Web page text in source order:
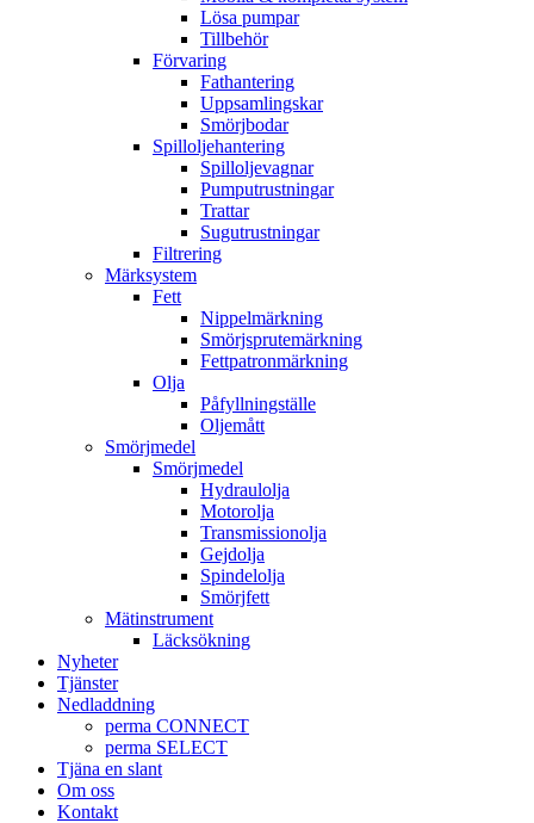
Lösa pumpar
Tillbehör
Förvaring
Fathantering
Uppsamlingskar
Smörjbodar
Spilloljehantering
Spilloljevagnar
Pumputrustningar
Trattar
Sugutrustningar
Filtrering
Märksystem
Fett
Nippelmärkning
Smörjsprutemärkning
Fettpatronmärkning
Olja
Påfyllningställe
Oljemått
Smörjmedel
Smörjmedel
Hydraulolja
Motorolja
Transmissionolja
Gejdolja
Spindelolja
Smörjfett
Mätinstrument
Läcksökning
Nyheter
Tjänster
Nedladdning
perma CONNECT
perma SELECT
Tjäna en slant
Om oss
Kontakt